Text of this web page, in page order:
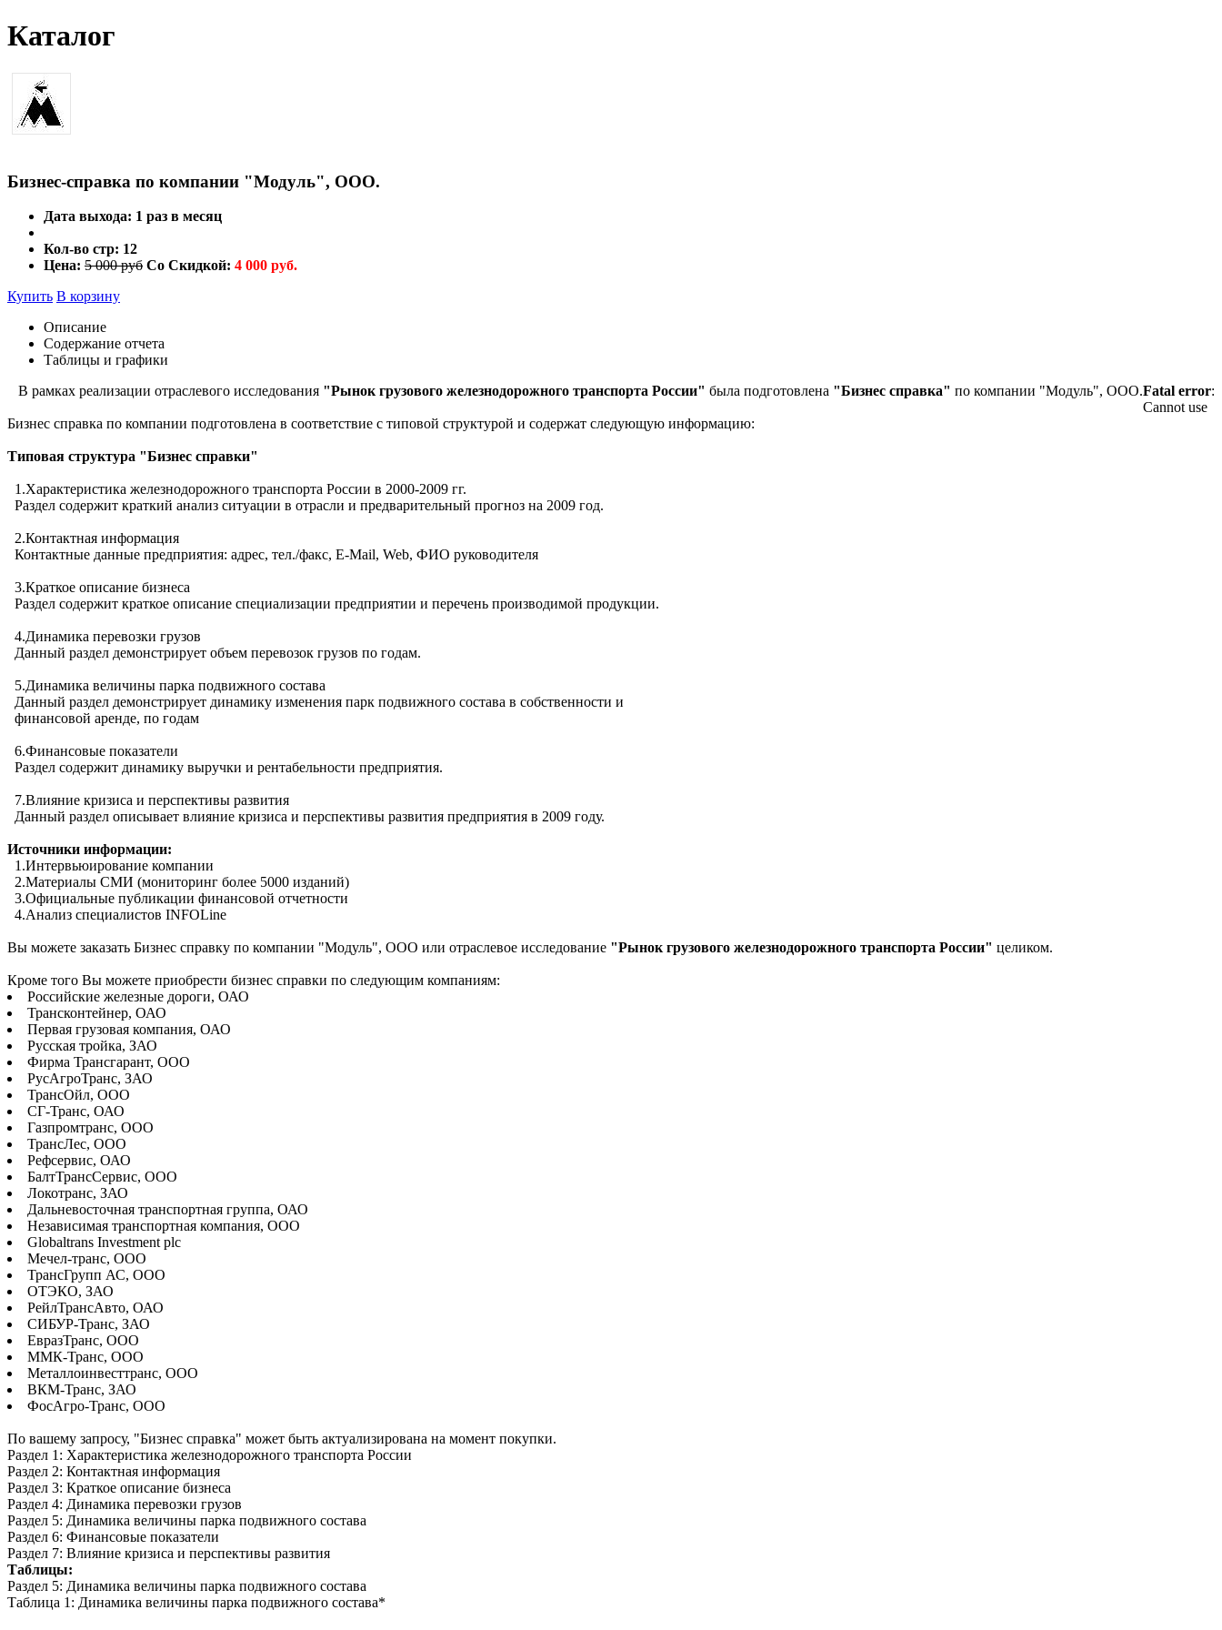
Каталог
Бизнес-справка по компании "Модуль", ООО.
Дата выхода: 1 раз в месяц
Кол-во стр: 12
Цена: 5 000 руб Со Скидкой: 4 000 руб.
Купить В корзину
Описание
Содержание отчета
Таблицы и графики
В рамках реализации отраслевого исследования "Рынок грузового железнодорожного транспорта России" была подготовлена "Бизнес справка" по компании "Модуль", ООО.
Бизнес справка по компании подготовлена в соответствие с типовой структурой и содержат следующую информацию:
Типовая структура "Бизнес справки"
1.Характеристика железнодорожного транспорта России в 2000-2009 гг.
Раздел содержит краткий анализ ситуации в отрасли и предварительный прогноз на 2009 год.
2.Контактная информация
Контактные данные предприятия: адрес, тел./факс, E-Mail, Web, ФИО руководителя
3.Краткое описание бизнеса
Раздел содержит краткое описание специализации предприятии и перечень производимой продукции.
4.Динамика перевозки грузов
Данный раздел демонстрирует объем перевозок грузов по годам.
5.Динамика величины парка подвижного состава
Данный раздел демонстрирует динамику изменения парк подвижного состава в собственности и
финансовой аренде, по годам
6.Финансовые показатели
Раздел содержит динамику выручки и рентабельности предприятия.
7.Влияние кризиса и перспективы развития
Данный раздел описывает влияние кризиса и перспективы развития предприятия в 2009 году.
Источники информации:
1.Интервьюирование компании
2.Материалы СМИ (мониторинг более 5000 изданий)
3.Официальные публикации финансовой отчетности
4.Анализ специалистов INFOLine
Вы можете заказать Бизнес справку по компании "Модуль", ООО или отраслевое исследование "Рынок грузового железнодорожного транспорта России" целиком.
Кроме того Вы можете приобрести бизнес справки по следующим компаниям:
Российские железные дороги, ОАО
Трансконтейнер, ОАО
Первая грузовая компания, ОАО
Русская тройка, ЗАО
Фирма Трансгарант, ООО
РусАгроТранс, ЗАО
ТрансОйл, ООО
СГ-Транс, ОАО
Газпромтранс, ООО
ТрансЛес, ООО
Рефсервис, ОАО
БалтТрансСервис, ООО
Локотранс, ЗАО
Дальневосточная транспортная группа, ОАО
Независимая транспортная компания, ООО
Globaltrans Investment plc
Мечел-транс, ООО
ТрансГрупп АС, ООО
ОТЭКО, ЗАО
РейлТрансАвто, ОАО
СИБУР-Транс, ЗАО
ЕвразТранс, ООО
ММК-Транс, ООО
Металлоинвесттранс, ООО
ВКМ-Транс, ЗАО
ФосАгро-Транс, ООО
По вашему запросу, "Бизнес справка" может быть актуализирована на момент покупки.
Раздел 1: Характеристика железнодорожного транспорта России
Раздел 2: Контактная информация
Раздел 3: Краткое описание бизнеса
Раздел 4: Динамика перевозки грузов
Раздел 5: Динамика величины парка подвижного состава
Раздел 6: Финансовые показатели
Раздел 7: Влияние кризиса и перспективы развития
Таблицы:
Раздел 5: Динамика величины парка подвижного состава
Таблица 1: Динамика величины парка подвижного состава*
Fatal error:
Cannot use